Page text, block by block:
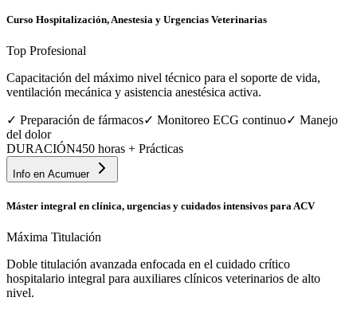
Curso Hospitalización, Anestesia y Urgencias Veterinarias
Top Profesional
Capacitación del máximo nivel técnico para el soporte de vida,
ventilación mecánica y asistencia anestésica activa.
✓ Preparación de fármacos✓ Monitoreo ECG continuo✓ Manejo
del dolor
DURACIÓN450 horas + Prácticas
Info en Acumuer
Máster integral en clínica, urgencias y cuidados intensivos para ACV
Máxima Titulación
Doble titulación avanzada enfocada en el cuidado crítico
hospitalario integral para auxiliares clínicos veterinarios de alto
nivel.